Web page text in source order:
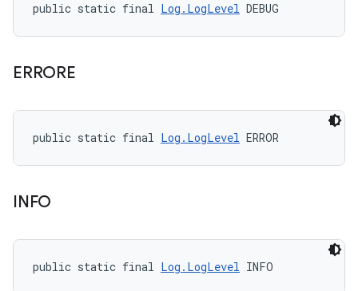
public static final Log.LogLevel DEBUG
ERRORE
public static final Log.LogLevel ERROR
INFO
public static final Log.LogLevel INFO